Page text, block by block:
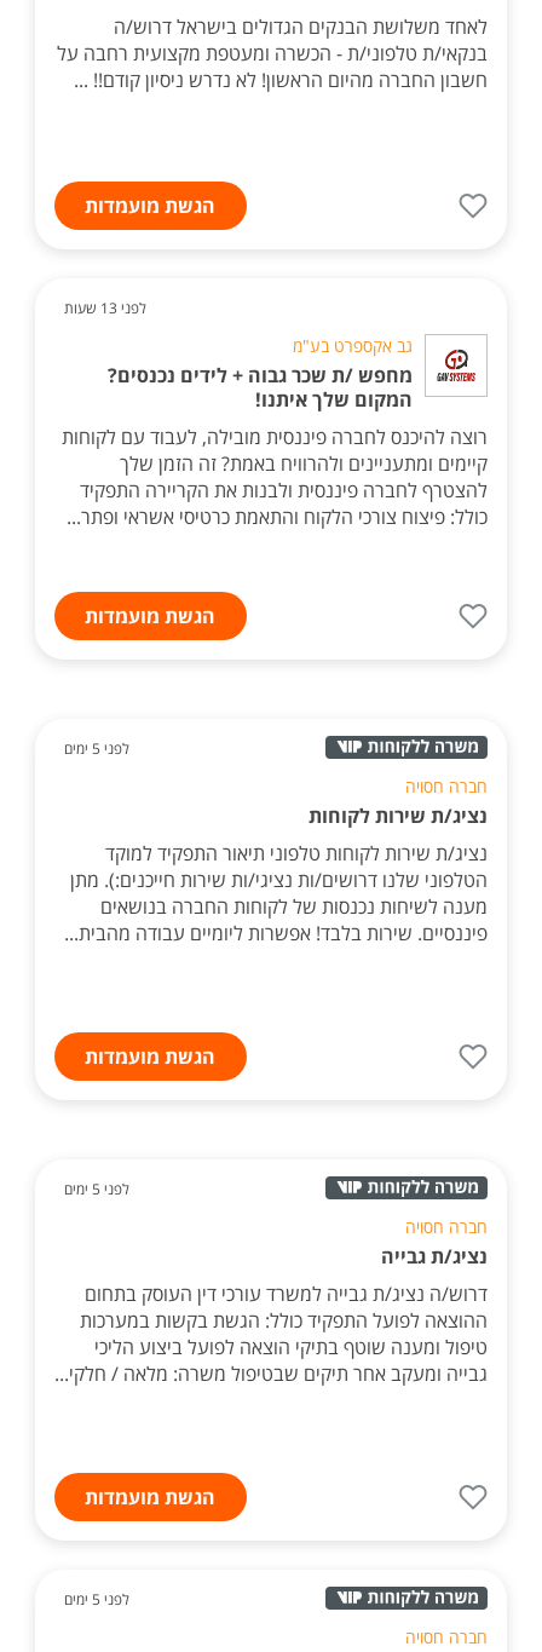
לאחד משלושת הבנקים הגדולים בישראל דרוש/ה
בנקאי/ת טלפוני/ת - הכשרה ומעטפת מקצועית רחבה על
חשבון החברה מהיום הראשון! לא נדרש ניסיון קודם!! ...
הגשת מועמדות
לפני 13 שעות
גב אקספרט בע"מ
מחפש /ת שכר גבוה + לידים נכנסים?
המקום שלך איתנו!
רוצה להיכנס לחברה פיננסית מובילה, לעבוד עם לקוחות
קיימים ומתעניינים ולהרוויח באמת? זה הזמן שלך
להצטרף לחברה פיננסית ולבנות את הקריירה התפקיד
כולל: פיצוח צורכי הלקוח והתאמת כרטיסי אשראי ופתר...
הגשת מועמדות
לפני 5 ימים
חברה חסויה
נציג/ת שירות לקוחות
נציג/ת שירות לקוחות טלפוני תיאור התפקיד למוקד
הטלפוני שלנו דרושים/ות נציגי/ות שירות חייכנים:). מתן
מענה לשיחות נכנסות של לקוחות החברה בנושאים
פיננסיים. שירות בלבד! אפשרות ליומיים עבודה מהבית...
הגשת מועמדות
לפני 5 ימים
חברה חסויה
נציג/ת גבייה
דרוש/ה נציג/ת גבייה למשרד עורכי דין העוסק בתחום
ההוצאה לפועל התפקיד כולל: הגשת בקשות במערכות
טיפול ומענה שוטף בתיקי הוצאה לפועל ביצוע הליכי
גבייה ומעקב אחר תיקים שבטיפול משרה: מלאה / חלקי...
הגשת מועמדות
לפני 5 ימים
חברה חסויה